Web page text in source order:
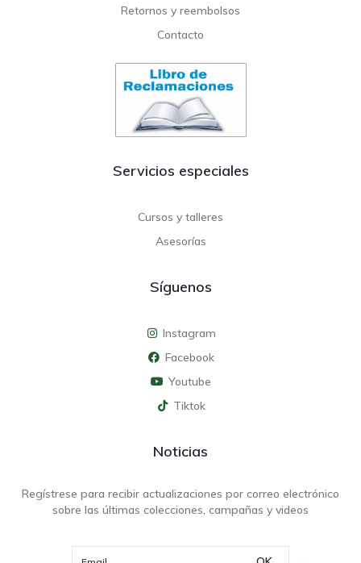
Retornos y reembolsos
Contacto
Servicios especiales
Cursos y talleres
Asesorías
Síguenos
Instagram
Facebook
Youtube
Tiktok
Noticias
Regístrese para recibir actualizaciones por correo electrónico
sobre las últimas colecciones, campañas y videos